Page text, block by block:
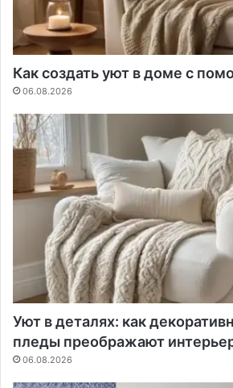
Как создать уют в доме с
06.08.2026
Уют в деталях: как
пледы преображают
06.08.2026